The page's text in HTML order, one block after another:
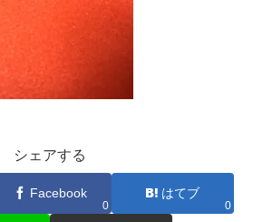
シェアする
Facebook
0
はてブ
0